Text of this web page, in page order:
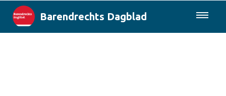
Barendrechts Dagblad